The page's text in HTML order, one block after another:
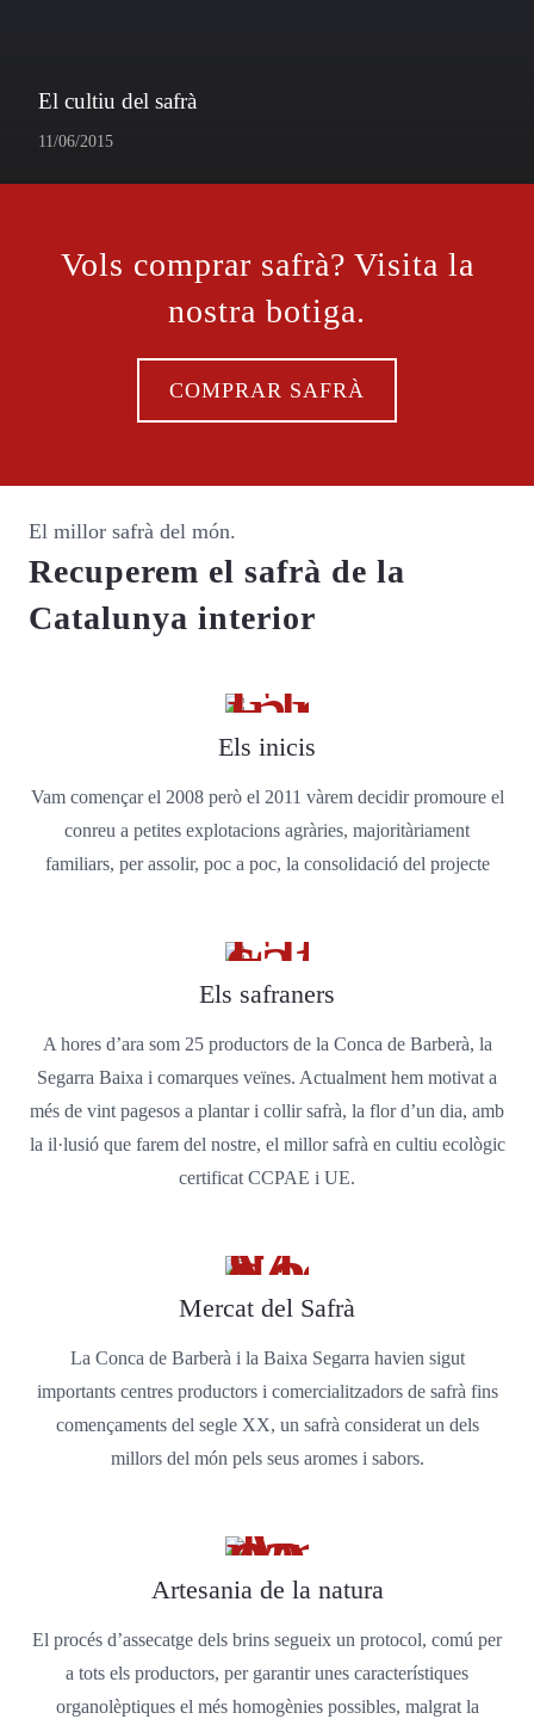
El cultiu del safrà
11/06/2015
Vols comprar safrà? Visita la
nostra botiga.
COMPRAR SAFRÀ
El millor safrà del món.
Recuperem el safrà de la
Catalunya interior
Els inicis
Vam començar el 2008 però el 2011 vàrem decidir promoure el
conreu a petites explotacions agràries, majoritàriament
familiars, per assolir, poc a poc, la consolidació del projecte
Els safraners
A hores d’ara som 25 productors de la Conca de Barberà, la
Segarra Baixa i comarques veïnes. Actualment hem motivat a
més de vint pagesos a plantar i collir safrà, la flor d’un dia, amb
la il·lusió que farem del nostre, el millor safrà en cultiu ecològic
certificat CCPAE i UE.
Mercat del Safrà
La Conca de Barberà i la Baixa Segarra havien sigut
importants centres productors i comercialitzadors de safrà fins
començaments del segle XX, un safrà considerat un dels
millors del món pels seus aromes i sabors.
Artesania de la natura
El procés d’assecatge dels brins segueix un protocol, comú per
a tots els productors, per garantir unes característiques
organolèptiques el més homogènies possibles, malgrat la